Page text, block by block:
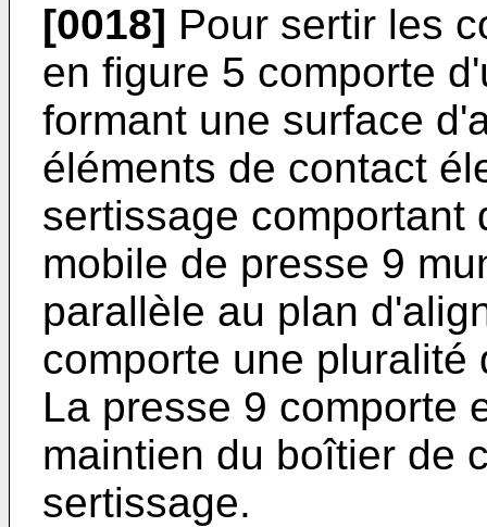
[0018] Pour sertir les
en figure 5 comporte
formant une surface
éléments de contact
sertissage comportant
mobile de presse 9
parallèle au plan
comporte une
La presse 9 comporte
maintien du boîtier de
sertissage.